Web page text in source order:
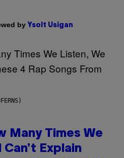
by Ysolt Usigan
Many Times We
Explain